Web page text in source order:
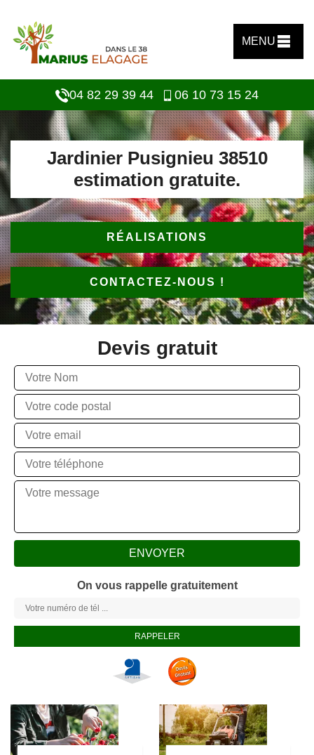
MENU
04 82 29 39 44 06 10 73 15 24
Jardinier Pusignieu 38510
estimation gratuite.
RÉALISATIONS
CONTACTEZ-NOUS !
Devis gratuit
On vous rappelle gratuitement